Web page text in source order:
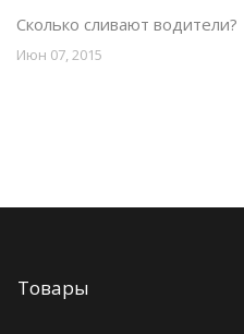
Сколько сливают водители?
Июн 07, 2015
Товары